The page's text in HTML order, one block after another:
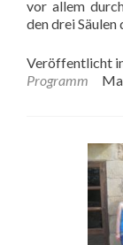
vor allem
den drei Säulen
Veröffentlicht
Programm